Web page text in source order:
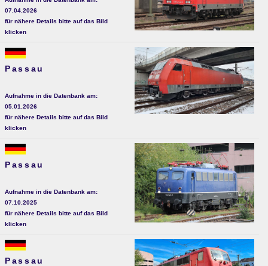
07.04.2026
für nähere Details bitte auf das Bild
klicken
Passau
Aufnahme in die Datenbank am:
05.01.2026
für nähere Details bitte auf das Bild
klicken
Passau
Aufnahme in die Datenbank am:
07.10.2025
für nähere Details bitte auf das Bild
klicken
Passau